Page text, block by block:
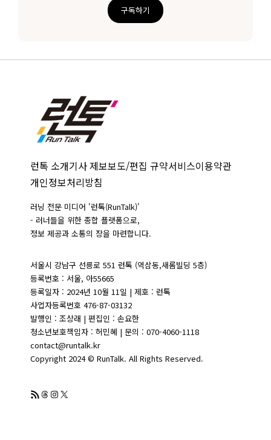
구독하기
런톡 소개기사 제보보도/편집 규약서비스이용약관
개인정보처리방침
러닝 전문 미디어 '런톡(RunTalk)'
- 러너들을 위한 종합 플랫폼으로,
정보 제공과 소통의 장을 마련합니다.
서울시 강남구 선릉로 551 런톡 (역삼동,새롬빌딩 5층)
등록번호 : 서울, 아55665
등록일자 : 2024년 10월 11일 | 제호 : 런톡
사업자등록번호 476-87-03132
발행인 : 조상래 | 편집인 : 손요한
청소년보호책임자 : 허민혜 | 문의 : 070-4060-1118
contact@runtalk.kr
Copyright 2024 © RunTalk. All Rights Reserved.
RSS 피드Threads
Instagram
X